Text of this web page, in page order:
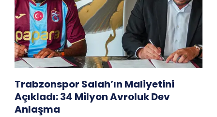
Trabzonspor Salah’ın Maliyetini
Açıkladı: 34 Milyon Avroluk Dev
Anlaşma